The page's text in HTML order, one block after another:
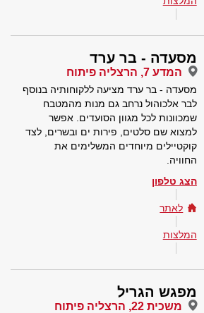
מסעדה - בר ערד
המדע 7, הרצליה פיתוח
מסעדה - בר ערד מציעה ללקוחותיה בנוסף
לבר אלכוהול נרחב גם מנות מהמטבח
שמכוונות לכל מגוון הסועדים. אפשר
למצוא שם סלטים, פירות ים ובשרים, לצד
קוקטיילים מיוחדים המשלימים את
החוויה.
הצג טלפון
לאתר
המלצות
מפגש הגריל
משכית 22, הרצליה פיתוח